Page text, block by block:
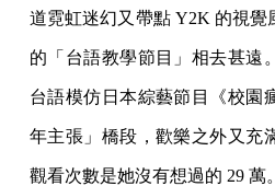
道霓虹迷幻又帶點 Y2K 的視覺
的「台語教學節目」相去甚遠
台語模仿日本綜藝節目《校園
年主張」橋段，歡樂之外又充
觀看次數是她沒有想過的 29 萬。